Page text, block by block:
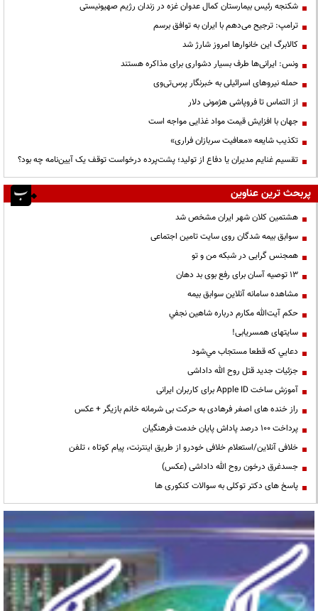
شکنجه رئیس بیمارستان کمال عدوان غزه در زندان رژیم صهیونیستی
ترامپ: ترجیح می‌دهم با ایران به توافق برسم
کالابرگ این خانوارها امروز شارژ شد
ونس: ایرانی‌ها طرف بسیار دشواری برای مذاکره هستند
حمله نیروهای اسرائیلی به خبرنگار پرس‌تی‌وی
از التماس تا فروپاشی هژمونی دلار
جهان با افزایش قیمت مواد غذایی مواجه است
تکذیب شایعه «معافیت سربازان فراری»
تقسیم غنایم مدیران یا دفاع از تولید؛ پشت‌پرده درخواست توقف یک آیین‌نامه چه بود؟
پربحث ترین عناوین
هشتمین کلان شهر ایران مشخص شد
سوابق بیمه شدگان روی سایت تامین اجتماعی
همجنس گرایی در شبکه من و تو
13 توصیه آسان برای رفع بوی بد دهان
مشاهده سامانه آنلاين سوابق بیمه
حكم آيت‌الله مكارم درباره شاهين نجفي
سایتهای همسریابی!
دعايي كه قطعا مستجاب مي‌شود
جزئیات جدید قتل روح الله داداشی
آموزش ساخت Apple ID برای کاربران ایرانی
راز خنده های اصغر فرهادی به حرکت بی شرمانه خانم بازیگر + عکس
پرداخت ۱۰۰ درصد پاداش پایان خدمت فرهنگیان
خلافی آنلاین/استعلام خلافی خودرو از طریق اینترنت، پیام کوتاه ، تلفن
جسدغرق درخون روح الله داداشی (عکس)
پاسخ های دکتر توکلی به سوالات کنکوری ها